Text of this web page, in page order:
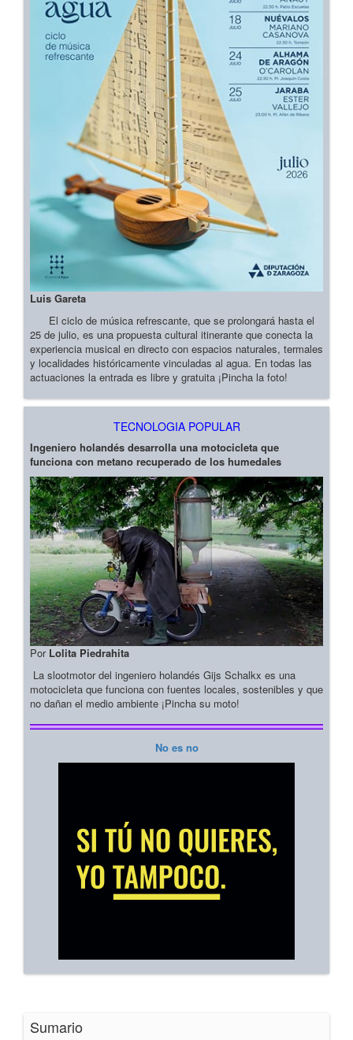
Luis Gareta
El ciclo de música refrescante, que se prolongará hasta el
25 de julio, es una propuesta cultural itinerante que conecta la
experiencia musical en directo con espacios naturales, termales
y localidades históricamente vinculadas al agua. En todas las
actuaciones la entrada es libre y gratuita ¡Pincha la foto!
TECNOLOGIA POPULAR
Ingeniero holandés desarrolla una motocicleta que
funciona con metano recuperado de los humedales
Por Lolita Piedrahita
La slootmotor del ingeniero holandés Gijs Schalkx es una
motocicleta que funciona con fuentes locales, sostenibles y que
no dañan el medio ambiente ¡Pincha su moto!
No es no
Sumario